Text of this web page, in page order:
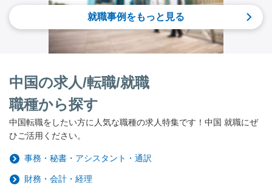
就職事例をもっと見る
中国の求人/転職/就職
職種から探す
中国転職をしたい方に人気な職種の求人特集です！中国 就職にぜ
ひご活用ください。
事務・秘書・アシスタント・通訳
財務・会計・経理